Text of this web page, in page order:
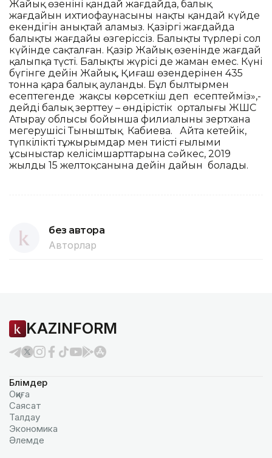
Жайық өзенінің қандай жағдайда, балық
жағдайын ихтиофаунасының нақты қандай күйде
екендігін анықтай аламыз. Қазіргі жағдайда
балықтың жағдайы өзгеріссіз. Балықтың түрлері сол
күйінде сақталған. Қазір Жайық өзенінде жағдай
қалыпқа түсті. Балықтың жүрісі де жаман емес. Күні
бүгінге дейін Жайық, Қиғаш өзендерінен 435
тонна қара балық ауланды. Бұл былтырмен
есептегенде жақсы көрсеткіш деп есептейміз»,-
дейді балық зерттеу – өндірістік орталығы ЖШС
Атырау облысы бойынша филиалының зертхана
меңгерушісі Тыныштық Кабиева. Айта кетейік,
түпкілікті тұжырымдар мен тиісті ғылыми
ұсыныстар келісімшарттарына сәйкес, 2019
жылдың 15 желтоқсанына дейін дайын болады.
без автора
Авторлар
KAZINFORM
Бөлімдер
Оқиға
Саясат
Талдау
Экономика
Әлемде